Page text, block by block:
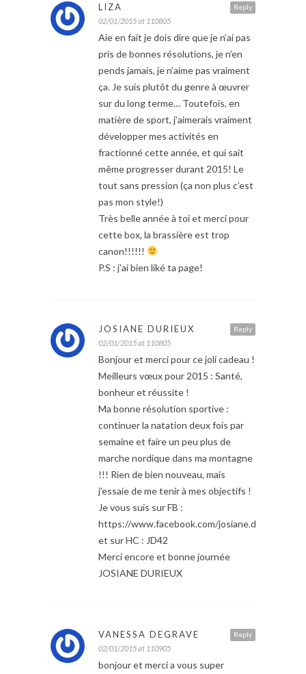
Reply
LIZA
02/01/2015 at 110805
Aie en fait je dois dire que je n’ai pas
pris de bonnes résolutions, je n’en
pends jamais, je n’aime pas vraiment
ça. Je suis plutôt du genre à œuvrer
sur du long terme… Toutefois, en
matière de sport, j’aimerais vraiment
développer mes activités en
fractionné cette année, et qui sait
même progresser durant 2015! Le
tout sans pression (ça non plus c’est
pas mon style!)
Très belle année à toi et merci pour
cette box, la brassière est trop
canon!!!!!!
P.S : j’ai bien liké ta page!
Reply
JOSIANE DURIEUX
02/01/2015 at 110805
Bonjour et merci pour ce joli cadeau !
Meilleurs vœux pour 2015 : Santé,
bonheur et réussite !
Ma bonne résolution sportive :
continuer la natation deux fois par
semaine et faire un peu plus de
marche nordique dans ma montagne
!!! Rien de bien nouveau, mais
j’essaie de me tenir à mes objectifs !
Je vous suis sur FB :
https://www.facebook.com/josiane.durieux
et sur HC : JD42
Merci encore et bonne journée
JOSIANE DURIEUX
Reply
VANESSA DEGRAVE
02/01/2015 at 110905
bonjour et merci a vous super